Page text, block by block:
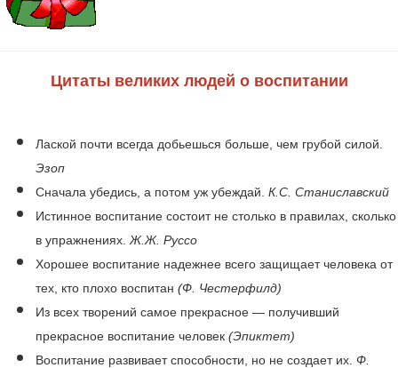
Цитаты великих людей о воспитании
Лаской почти всегда добьешься больше, чем грубой силой.
Эзоп
Сначала убедись, а потом уж убеждай. К.С. Станиславский
Истинное воспитание состоит не столько в правилах, сколько
в упражнениях. Ж.Ж. Руссо
Хорошее воспитание надежнее всего защищает человека от
тех, кто плохо воспитан (Ф. Честерфилд)
Из всех творений самое прекрасное — получивший
прекрасное воспитание человек (Эпиктет)
Воспитание развивает способности, но не создает их. Ф.